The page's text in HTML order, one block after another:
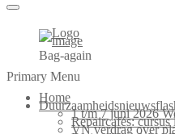
Bag-again
Primary Menu
Home
1 t/m 7 juni 2026
Repaircafés: cursus
VN verdrag over